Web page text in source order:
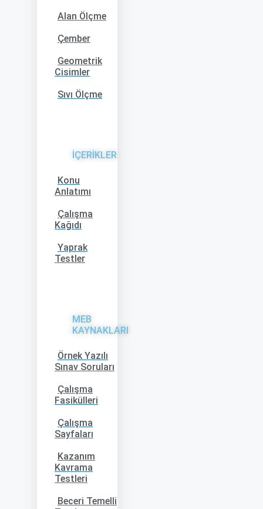
Alan Ölçme
Çember
Geometrik
Cisimler
Sıvı Ölçme
İÇERİKLER
Konu
Anlatımı
Çalışma
Kağıdı
Yaprak
Testler
MEB
KAYNAKLARI
Örnek Yazılı
Sınav Soruları
Çalışma
Fasikülleri
Çalışma
Sayfaları
Kazanım
Kavrama
Testleri
Beceri Temelli